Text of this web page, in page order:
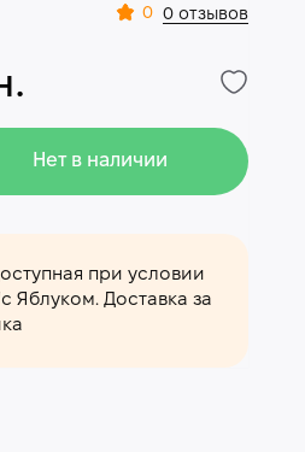
0 0 отзывов
Нет в наличии
при условии
Яблуком. Доставка за